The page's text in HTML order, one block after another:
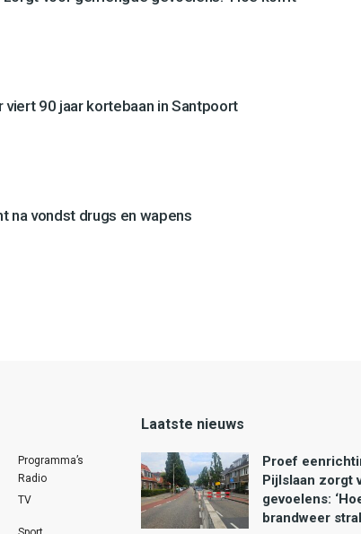
90 jaar kortebaan in Santpoort
na vondst drugs en wapens
Programma’s
Radio
TV
Laatste nieuws
Proef
Pijlslaan zorgt
gevoelens:
brandweer